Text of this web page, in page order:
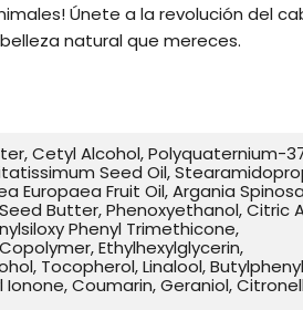
Únete a la revolución del
natural que mereces.
Cetyl Alcohol, Polyquaternium-
Seed Oil,
Europaea Fruit Oil, Argania Spinosa
Butter, Phenoxyethanol, Citric
Phenyl Trimethicone,
Ethylhexylglycerin,
Tocopherol, Linalool, Butylphenyl
Coumarin, Geraniol,